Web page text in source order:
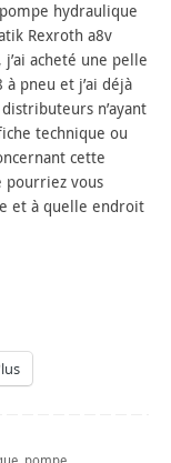
hydraulique
Rexroth a8v
acheté une pelle
à pneu et j’ai déjà
n’ayant
technique ou
cette
pourriez vous
et à quelle endroit